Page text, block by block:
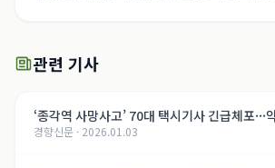
관련 기사
‘종각역 사망사고’ 70대 택시기사 긴급체포···
경향신문 · 2026.01.03